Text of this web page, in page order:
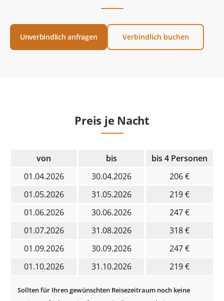
Unverbindlich anfragen Verbindlich buchen
Preis je Nacht
von bis
bis 4 Personen
01.04.2026
30.04.2026
206 €
01.05.2026
31.05.2026
219 €
01.06.2026
30.06.2026
247 €
01.07.2026
31.08.2026
318 €
01.09.2026
30.09.2026
247 €
01.10.2026
31.10.2026 219 €